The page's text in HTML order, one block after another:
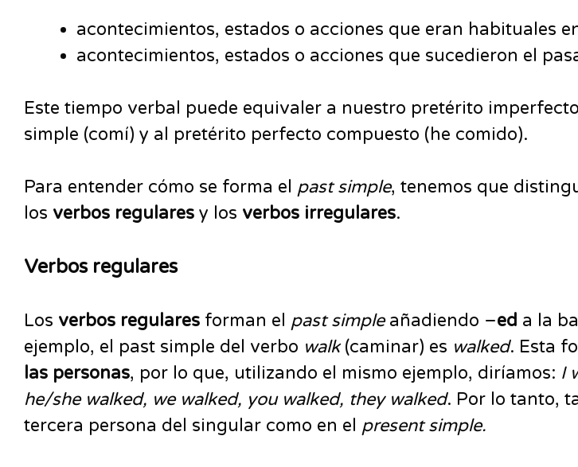
acontecimientos, estados o acciones que eran habituales
acontecimientos, estados o acciones que sucedieron el
Este tiempo verbal puede equivaler a nuestro pretérito
simple (comí) y al pretérito perfecto compuesto (he comido).
Para entender cómo se forma el past simple, tenemos que
los verbos regulares y los verbos irregulares.
Verbos regulares
Los verbos regulares forman el past simpleañadiendo –ed a la
ejemplo, el past simple del verbo walk(caminar) es walked. Esta
las personas, por lo que, utilizando el mismo ejemplo, diríamos: I
he/she walked, we walked, you walked, they walked. Por lo tanto,
tercera persona del singular como en el present simple.